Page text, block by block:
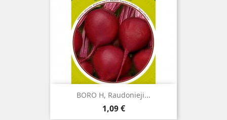
BORO H, Raudonieji...
Kaina
1,09 €